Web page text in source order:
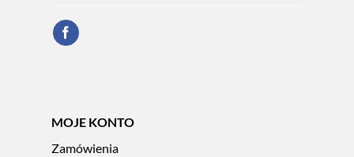
MOJE KONTO
Zamówienia